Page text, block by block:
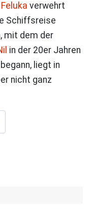
verwehrt
Schiffsreise
mit dem der
in der 20er Jahren
liegt in
nicht ganz